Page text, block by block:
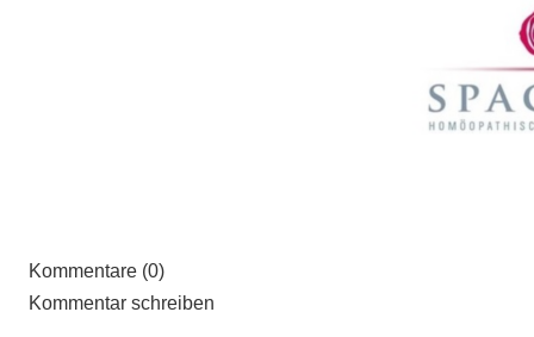
Kommentare (0)
Kommentar schreiben